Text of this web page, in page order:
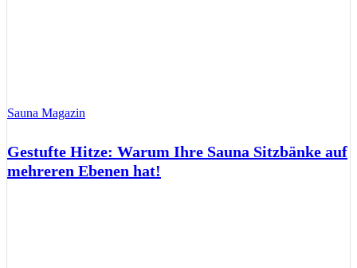
Sauna Magazin
Gestufte Hitze: Warum Ihre Sauna Sitzbänke auf
mehreren Ebenen hat!